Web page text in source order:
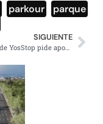
parkour parque
SIGUIENTE
Hermano de YosStop pide apoyo para su mamá que está afectada por el encarcelamiento de su hija